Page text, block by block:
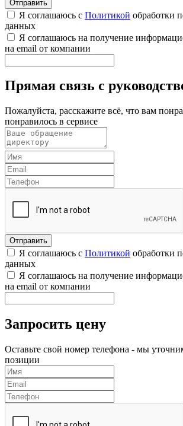
Я соглашаюсь с Политикой обработки
данных
Я соглашаюсь на получение
на email от компании
Прямая связь с
Пожалуйста, расскажите всё, что вам
понравилось в сервисе
Я соглашаюсь с Политикой обработки
данных
Я соглашаюсь на получение
на email от компании
Запросить цену
Оставьте свой номер телефона - мы
позиции